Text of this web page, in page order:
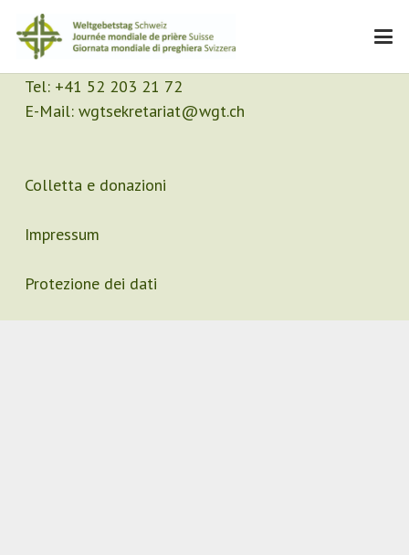
Contatto
Segretariato
Tel: +41 52 203 21 72
E-Mail: wgtsekretariat@wgt.ch
Colletta e donazioni
Impressum
Protezione dei dati